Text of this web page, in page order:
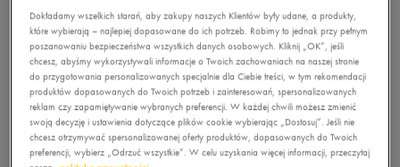
Dokładamy wszelkich starań, aby zakupy naszych Klientów były udane, a produkty,
które wybierają – najlepiej dopasowane do ich potrzeb. Robimy to jednak przy pełnym
poszanowaniu bezpieczeństwa wszystkich danych osobowych. Kliknij „OK”, jeśli
chcesz, abyśmy wykorzystywali informacje o Twoich zachowaniach na naszej stronie
do przygotowania personalizowanych specjalnie dla Ciebie treści, w tym rekomendacji
produktów dopasowanych do Twoich potrzeb i zainteresowań, spersonalizowanych
reklam czy zapamiętywanie wybranych preferencji. W każdej chwili możesz zmienić
swoją decyzję i ustawienia dotyczące plików cookie wybierając „Dostosuj”. Jeśli nie
chcesz otrzymywać spersonalizowanej oferty produktów, dopasowanych do Twoich
preferencji, wybierz „Odrzuć wszystkie”. W celu uzyskania więcej informacji, przeczytaj